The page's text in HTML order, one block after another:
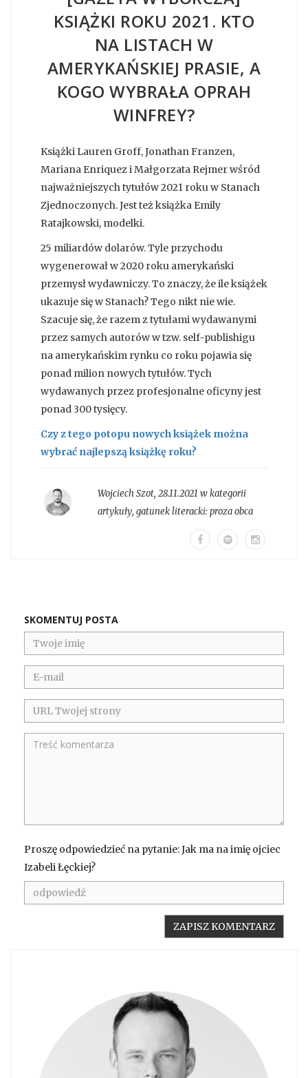
KSIĄŻKI ROKU 2021. KTO
NA LISTACH W
AMERYKAŃSKIEJ PRASIE, A
KOGO WYBRAŁA OPRAH
WINFREY?
Książki Lauren Groff, Jonathan Franzen,
Mariana Enriquez i Małgorzata Rejmer wśród
najważniejszych tytułów 2021 roku w Stanach
Zjednoczonych. Jest też książka Emily
Ratajkowski, modelki.
25 miliardów dolarów. Tyle przychodu
wygenerował w 2020 roku amerykański
przemysł wydawniczy. To znaczy, że ile książek
ukazuje się w Stanach? Tego nikt nie wie.
Szacuje się, że razem z tytułami wydawanymi
przez samych autorów w tzw. self-publishigu
na amerykańskim rynku co roku pojawia się
ponad milion nowych tytułów. Tych
wydawanych przez profesjonalne oficyny jest
ponad 300 tysięcy.
Czy z tego potopu nowych książek można
wybrać najlepszą książkę roku?
Wojciech Szot, 28.11.2021 w kategorii
artykuły, gatunek literacki:proza obca
SKOMENTUJ POSTA
Proszę odpowiedzieć na pytanie: Jak ma na imię ojciec
Izabeli Łęckiej?